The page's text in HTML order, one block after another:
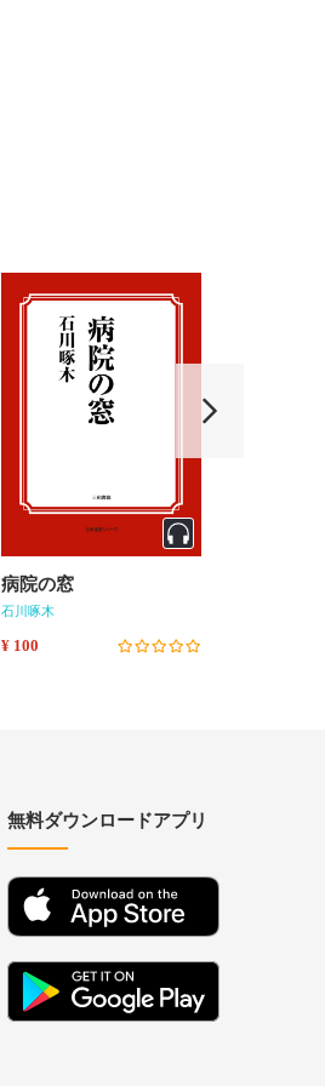
病院の窓
石川啄木
¥ 100
無料ダウンロードアプリ